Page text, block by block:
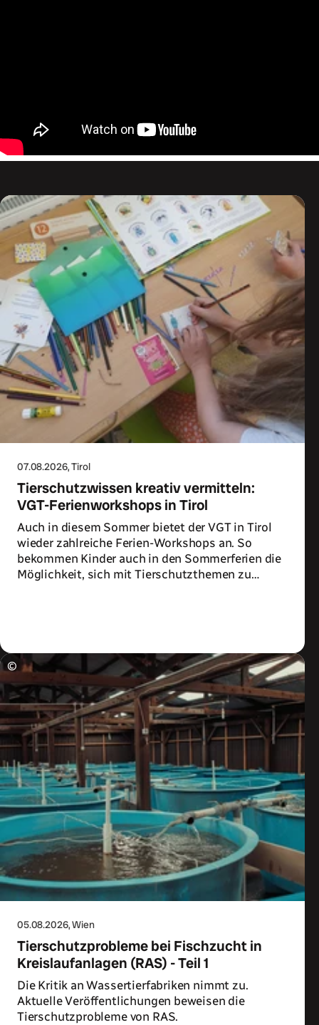
07.08.2026, Tirol
Tierschutzwissen kreativ vermitteln:
VGT-Ferienworkshops in Tirol
Auch in diesem Sommer bietet der VGT in Tirol
wieder zahlreiche Ferien-Workshops an. So
bekommen Kinder auch in den Sommerferien die
Möglichkeit, sich mit Tierschutzthemen zu
©
05.08.2026, Wien
Tierschutzprobleme bei Fischzucht in
Kreislaufanlagen (RAS) - Teil 1
Die Kritik an Wassertierfabriken nimmt zu.
Aktuelle Veröffentlichungen beweisen die
Tierschutzprobleme von RAS.